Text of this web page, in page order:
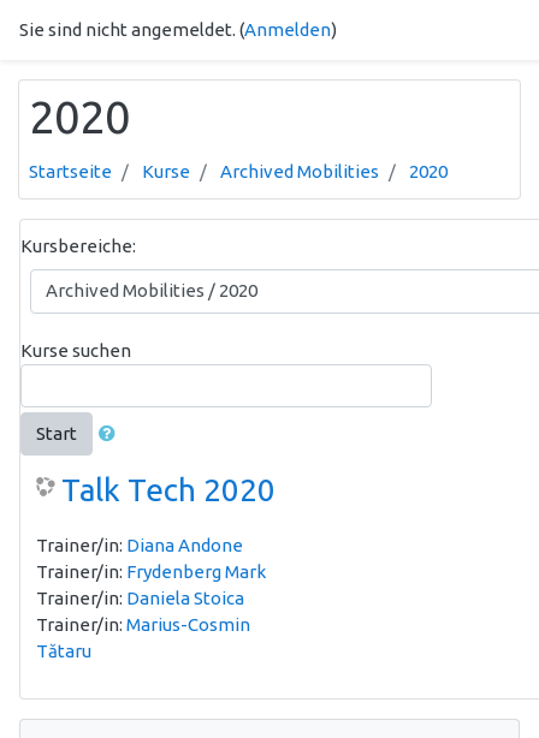
Sie sind nicht angemeldet. (Anmelden)
2020
Startseite Kurse Archived Mobilities 2020
Kursbereiche:
Kurse suchen
Start
Talk Tech 2020
Trainer/in: Diana Andone
Trainer/in: Frydenberg Mark
Trainer/in: Daniela Stoica
Trainer/in: Marius-Cosmin
Tătaru